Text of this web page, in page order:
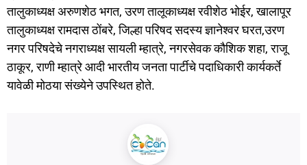
तालुकाध्यक्ष अरुणशेठ भगत, उरण तालूकाध्यक्ष रवीशेठ भोईर, खालापूर
तालुकाध्यक्ष रामदास ठोंबरे, जिल्हा परिषद सदस्य ज्ञानेश्वर घरत,उरण
नगर परिषदेचे नगराध्यक्ष सायली म्हात्रे, नगरसेवक कौशिक शहा, राजू
ठाकूर, राणी म्हात्रे आदी भारतीय जनता पार्टीचे पदाधिकारी कार्यकर्ते
यावेळी मोठया संख्येने उपस्थित होते.